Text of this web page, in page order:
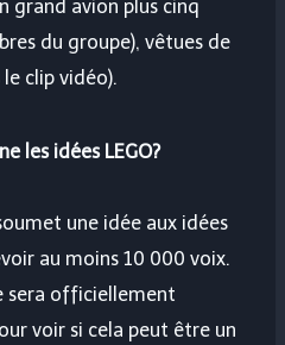
grand avion plus cinq
du groupe), vêtues de
clip vidéo).
les idées LEGO?
une idée aux idées
au moins 10 000 voix.
sera officiellement
voir si cela peut être un